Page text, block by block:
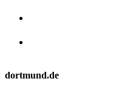
dortmund.de